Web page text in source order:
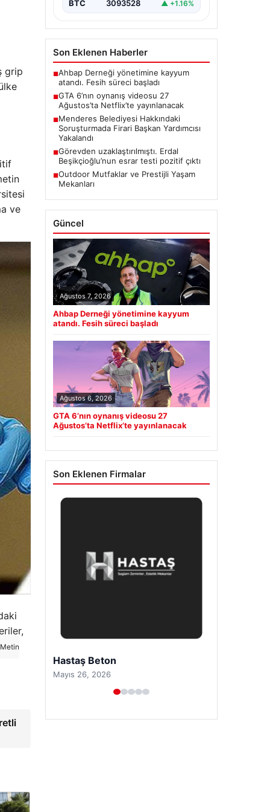
grip
ve
BTC 3093528 ▲ +1.16%
Son Eklenen Haberler
■Ahbap Derneği yönetimine kayyum
atandı. Fesih süreci başladı
■GTA 6’nın oynanış videosu 27
Ağustos’ta Netflix’te yayınlanacak
■Menderes Belediyesi Hakkındaki
Soruşturmada Firari Başkan Yardımcısı
Yakalandı
■Görevden uzaklaştırılmıştı. Erdal
Beşikçioğlu’nun esrar testi pozitif çıktı
■Outdoor Mutfaklar ve Prestijli Yaşam
Mekanları
Güncel
Ağustos 7, 2026
Ahbap Derneği yönetimine kayyum
atandı. Fesih süreci başladı
Ağustos 6, 2026
GTA 6’nın oynanış videosu 27
Ağustos’ta Netflix’te yayınlanacak
Son Eklenen Firmalar
Enes Kaplan Avukatlık Bürosu
Nisan 28, 2026